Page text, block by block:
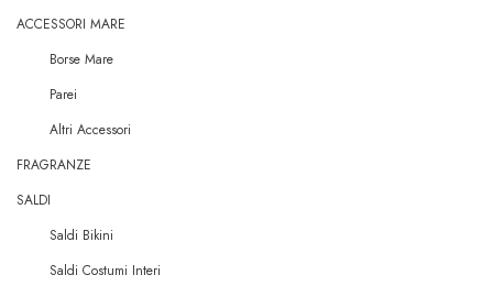
ACCESSORI MARE
Borse Mare
Parei
Altri Accessori
FRAGRANZE
SALDI
Saldi Bikini
Saldi Costumi Interi